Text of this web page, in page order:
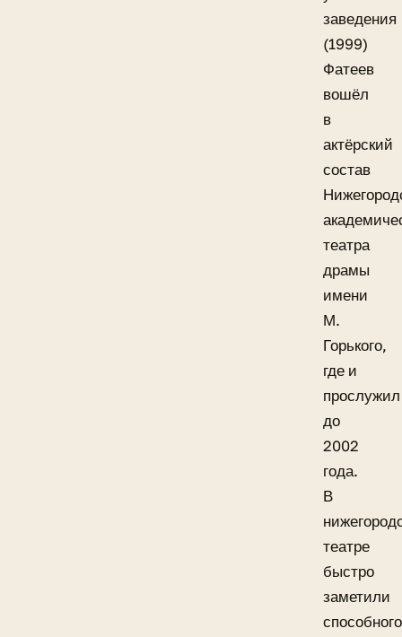
заведения
(1999)
Фатеев
вошёл
в
актёрский
состав
театра
драмы
имени
М.
Горького,
где и
прослужил
до
2002
года.
В
театре
быстро
заметили
способного